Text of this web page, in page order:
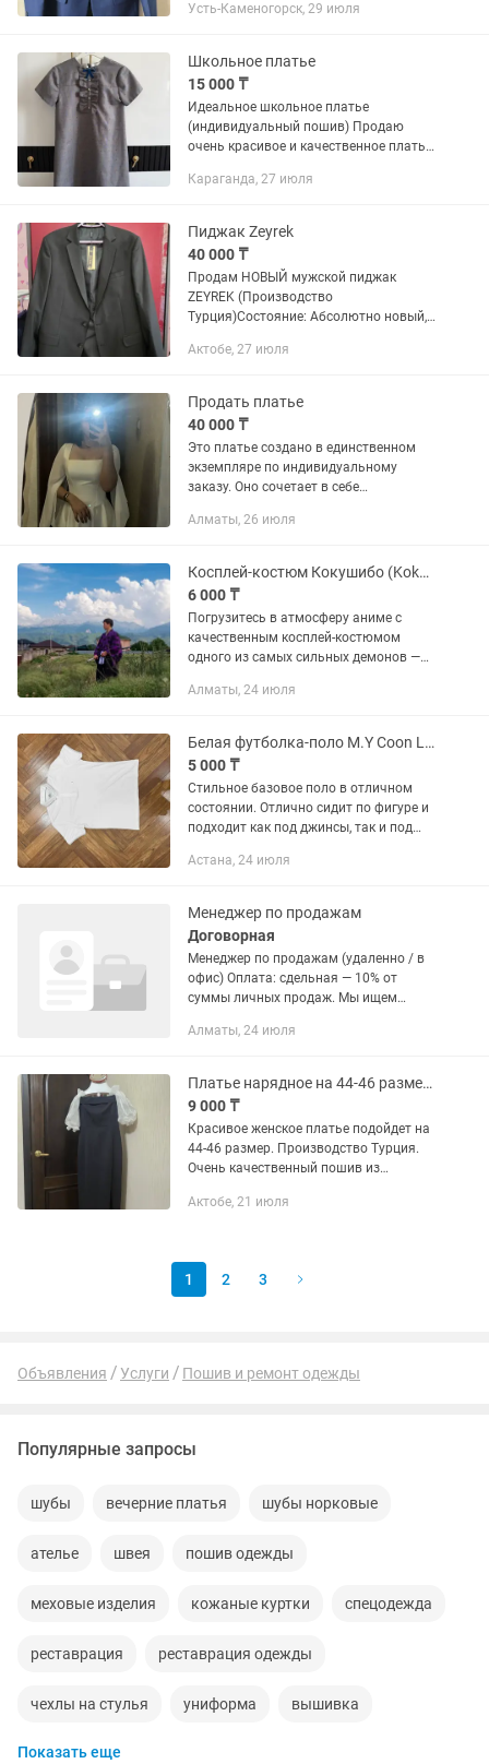
форму, мягкий и комфортный
Усть-Каменогорск, 29 июля
Школьное платье
15 000 ₸
Идеальное школьное платье
(индивидуальный пошив) Продаю
очень красивое и качественное платье
идеальном состоянии, без каких-либо
Караганда, 27 июля
Пиджак Zeyrek
40 000 ₸
Продам НОВЫЙ мужской пиджак
ZEYREK (Производство
Турция)Состояние: Абсолютно новый,
ZEYREK (Качественный оригинальный
идет на...
Актобе, 27 июля
Продать платье
40 000 ₸
Это платье создано в единственном
экземпляре по индивидуальному
заказу. Оно сочетает в себе
роскошь Корсетная спинка со
талию, красиво...
Алматы, 26 июля
Косплей-костюм Кокушибо (Kokushibo) из Клинок, рассекающий демонов
6 000 ₸
Погрузитесь в атмосферу аниме с
качественным косплей-костюмом
одного из самых сильных демонов —
узнаваемый образ персонажа
черному...
Алматы, 24 июля
Белая футболка-поло M.Y Coon Less (Slim Fit)
5 000 ₸
Стильное базовое поло в отличном
состоянии. Отлично сидит по фигуре и
подходит как под джинсы, так и под
преимущества: Идеальный состав: 50%
Астана, 24 июля
Менеджер по продажам
Договорная
Менеджер по продажам (удаленно / в
офис) Оплата: сдельная — 10% от
суммы личных продаж. Мы ищем
для привлечения новых клиентов на
Алматы, 24 июля
Платье нарядное на 44-46 размер, производство Турция
9 000 ₸
Красивое женское платье подойдет на
44-46 размер. Производство Турция.
Очень качественный пошив из
зоне декольте обработаны гелевой
Актобе, 21 июля
1 2 3
Объявления Услуги Пошив и ремонт одежды
Популярные запросы
шубы вечерние платья шубы норковые
ателье швея пошив одежды
меховые изделия кожаные куртки спецодежда
реставрация реставрация одежды
чехлы на стулья униформа вышивка
реставрация меховых изделий
Показать еще